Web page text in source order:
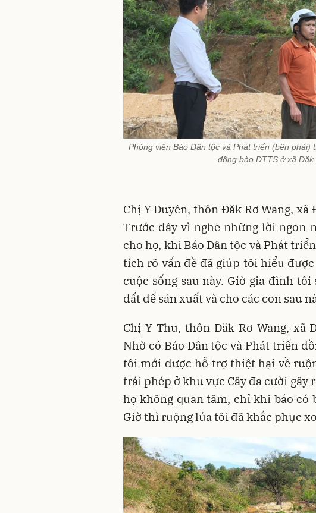
Phóng viên Báo Dân tộc và Phát triển (bên
đồng bào DTTS ở xã
Chị Y Duyên, thôn Đăk Rơ Wang,
Trước đây vì nghe những lời ngon
cho họ, khi Báo Dân tộc và Phát
tích rõ vấn đề đã giúp tôi hiểu
cuộc sống sau này. Giờ gia đình
đất để sản xuất và cho các con sau
Chị Y Thu, thôn Đăk Rơ Wang, xã
Nhờ có Báo Dân tộc và Phát triển
tôi mới được hỗ trợ thiệt hại về
trái phép ở khu vực Cây đa cười
họ không quan tâm, chỉ khi báo
Giờ thì ruộng lúa tôi đã khắc phục